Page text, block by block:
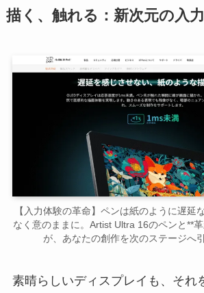
描く、触れる：新次元の入
【入力体験の革命】ペンは紙のように遅延
なく意のままに。Artist Ultra 16のペンと**
が、あなたの創作を次のステージへ
素晴らしいディスプレイも、それ